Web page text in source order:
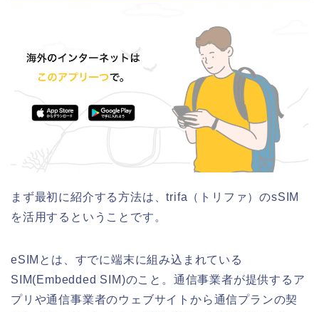
まず最初に紹介する方法は、trifa（トリファ）のsSIM
を活用するということです。
eSIMとは、すでに端末に組み込まれている
SIM(Embedded SIM)のこと。通信事業者が提供するア
プリや通信事業者のウェブサイトから通信プランの契